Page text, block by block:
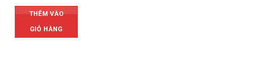
THÊM VÀO
GIỎ HÀNG